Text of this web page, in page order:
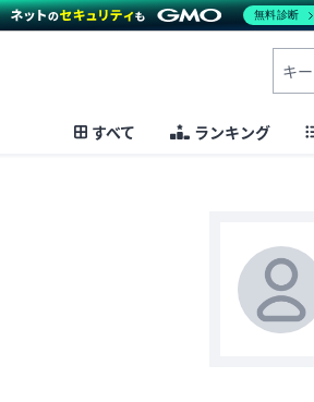
すべて ランキング
無料診断